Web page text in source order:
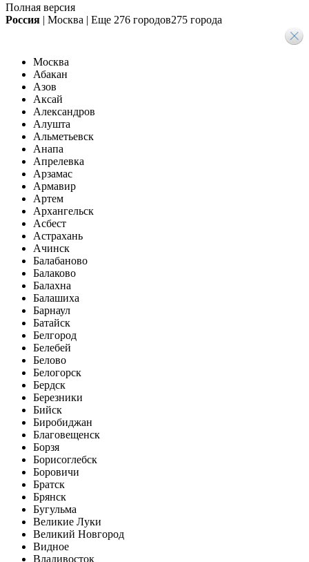
Полная версия
Россия | Москва | Еще 276 городов275 города
Москва
Абакан
Азов
Аксай
Александров
Алушта
Альметьевск
Анапа
Апрелевка
Арзамас
Армавир
Артем
Архангельск
Асбест
Астрахань
Ачинск
Балабаново
Балаково
Балахна
Балашиха
Барнаул
Батайск
Белгород
Белебей
Белово
Белогорск
Бердск
Березники
Бийск
Биробиджан
Благовещенск
Борзя
Борисоглебск
Боровичи
Братск
Брянск
Бугульма
Великие Луки
Великий Новгород
Видное
Владивосток